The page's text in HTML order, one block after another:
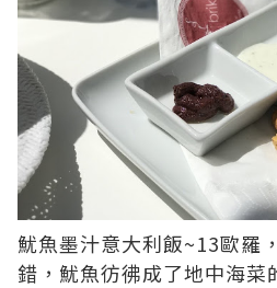
魷魚墨汁意大利飯~13歐羅
錯，魷魚彷彿成了地中海菜